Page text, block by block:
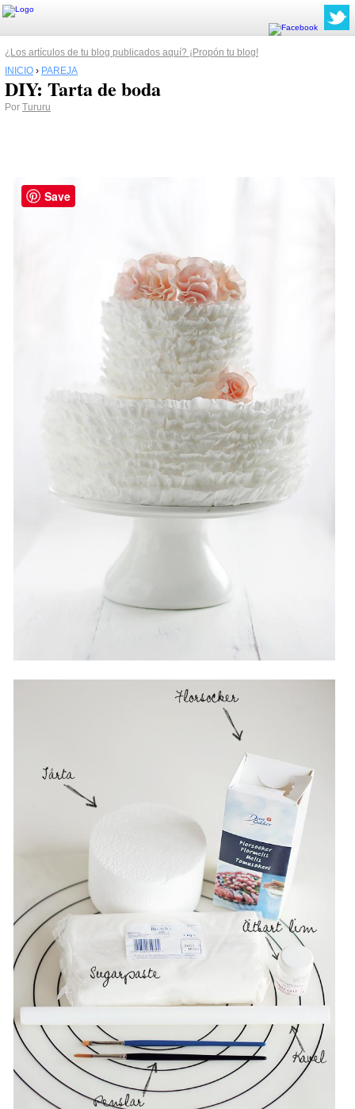
¿Los artículos de tu blog publicados aquí? ¡Propón tu blog!
INICIO › PAREJA
DIY: Tarta de boda
Por Tururu
Save